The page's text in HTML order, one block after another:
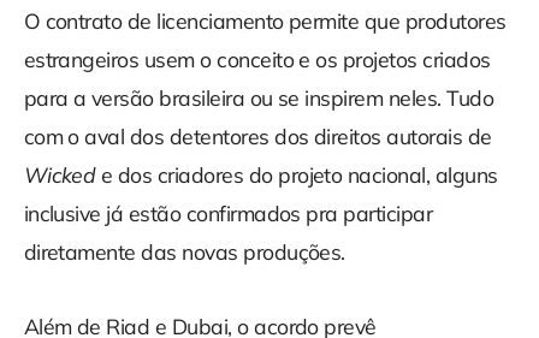
O contrato de licenciamento permite que produtores
estrangeiros usem o conceito e os projetos criados
para a versão brasileira ou se inspirem neles. Tudo
com o aval dos detentores dos direitos autorais de
Wickede dos criadores do projeto nacional, alguns
inclusive já estão confirmados pra participar
diretamente das novas produções.
Além de Riad e Dubai, o acordo prevê